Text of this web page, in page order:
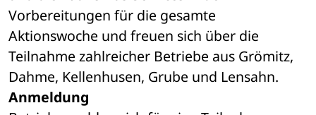
Vorbereitungen für die gesamte
Aktionswoche und freuen sich über die
Teilnahme zahlreicher Betriebe aus Grömitz,
Dahme, Kellenhusen, Grube und Lensahn.
Anmeldung